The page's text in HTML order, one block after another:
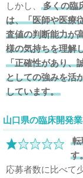
しかし、
多くの臨
は、「医師や医療
査値の判断能力が
様の気持ちを理解
「正確性があり、
としての強みを活
しています。
山口県の臨床開発
転
す
応募者数に比べて